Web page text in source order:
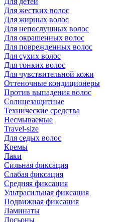
Для жестких волос
Для жирных волос
Для непослушных волос
Для окрашенных волос
Для поврежденных волос
Для сухих волос
Для тонких волос
Для чувствительной кожи
Оттеночные кондиционеры
Против выпадения волос
Солнцезащитные
Технические средства
Несмываемые
Travel-size
Для седых волос
Кремы
Лаки
Сильная фиксация
Слабая фиксация
Средняя фиксация
Ультрасильная фиксация
Подвижная фиксация
Ламинаты
Лосьоны